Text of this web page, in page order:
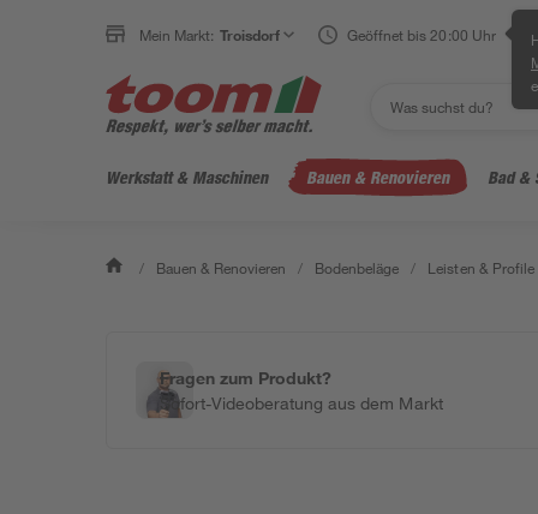
Mein Markt: Troisdorf Geöffnet bis 20:00 Uhr
Werkstatt & Maschinen Bauen & Renovieren Bad &
/ Bauen & Renovieren / Bodenbeläge / Leisten & Profile
Fragen zum Produkt?
Sofort-Videoberatung aus dem Markt